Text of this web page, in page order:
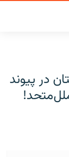
در پیوند